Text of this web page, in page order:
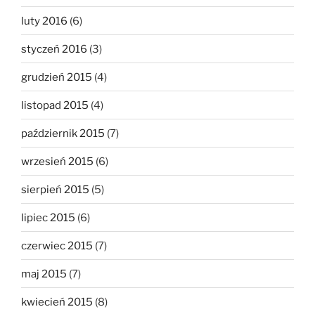
luty 2016 (6)
styczeń 2016 (3)
grudzień 2015 (4)
listopad 2015 (4)
październik 2015 (7)
wrzesień 2015 (6)
sierpień 2015 (5)
lipiec 2015 (6)
czerwiec 2015 (7)
maj 2015 (7)
kwiecień 2015 (8)